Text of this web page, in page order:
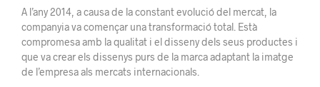
A l’any 2014, a causa de la constant evolució del mercat, la
companyia va començar una transformació total. Està
compromesa amb la qualitat i el disseny dels seus productes i
que va crear els dissenys purs de la marca adaptant la imatge
de l’empresa als mercats internacionals.